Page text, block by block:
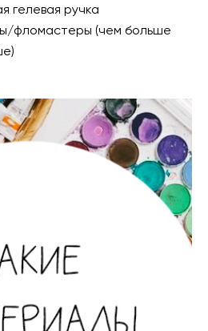
гелевая ручка
фломастеры (чем больше